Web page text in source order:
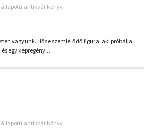
állapotú antikvár könyv
vagyunk. Hőse szemlélődő figura, aki próbálja
egy képregény...
állapotú antikvár könyv